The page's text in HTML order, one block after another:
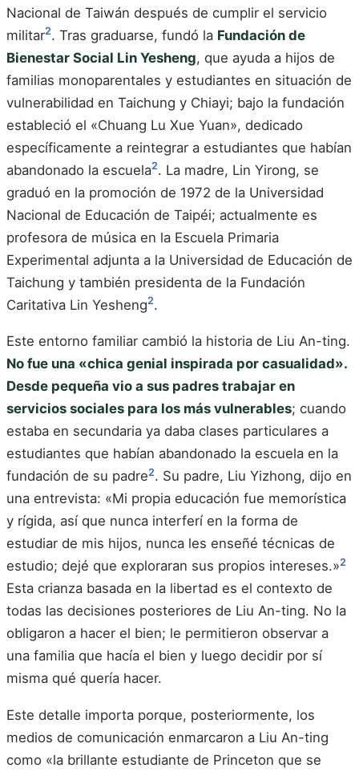
Nacional de Taiwán después de cumplir el servicio
militar2. Tras graduarse, fundó la Fundación de
Bienestar Social Lin Yesheng, que ayuda a hijos de
familias monoparentales y estudiantes en situación de
vulnerabilidad en Taichung y Chiayi; bajo la fundación
estableció el «Chuang Lu Xue Yuan», dedicado
específicamente a reintegrar a estudiantes que habían
abandonado la escuela2. La madre, Lin Yirong, se
graduó en la promoción de 1972 de la Universidad
Nacional de Educación de Taipéi; actualmente es
profesora de música en la Escuela Primaria
Experimental adjunta a la Universidad de Educación de
Taichung y también presidenta de la Fundación
Caritativa Lin Yesheng2.
Este entorno familiar cambió la historia de Liu An-ting.
No fue una «chica genial inspirada por casualidad».
Desde pequeña vio a sus padres trabajar en
servicios sociales para los más vulnerables; cuando
estaba en secundaria ya daba clases particulares a
estudiantes que habían abandonado la escuela en la
fundación de su padre2. Su padre, Liu Yizhong, dijo en
una entrevista: «Mi propia educación fue memorística
y rígida, así que nunca interferí en la forma de
estudiar de mis hijos, nunca les enseñé técnicas de
estudio; dejé que exploraran sus propios intereses.»2
Esta crianza basada en la libertad es el contexto de
todas las decisiones posteriores de Liu An-ting. No la
obligaron a hacer el bien; le permitieron observar a
una familia que hacía el bien y luego decidir por sí
misma qué quería hacer.
Este detalle importa porque, posteriormente, los
medios de comunicación enmarcaron a Liu An-ting
como «la brillante estudiante de Princeton que se